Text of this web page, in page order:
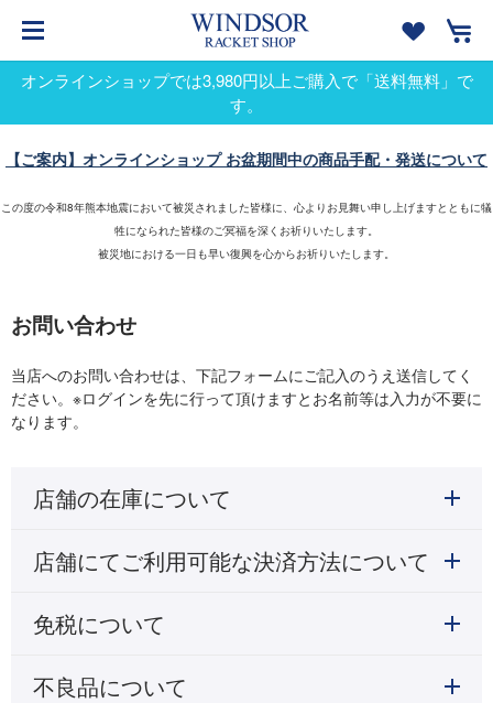
オンラインショップでは3,980円以上ご購入で「送料無料」で
す。
【ご案内】オンラインショップ お盆期間中の商品手配・発送について
この度の令和8年熊本地震において被災されました皆様に、心よりお見舞い申し上げますとともに犠
牲になられた皆様のご冥福を深くお祈りいたします。
被災地における一日も早い復興を心からお祈りいたします。
お問い合わせ
当店へのお問い合わせは、下記フォームにご記入のうえ送信してく
ださい。※ログインを先に行って頂けますとお名前等は入力が不要に
なります。
店舗の在庫について
店舗にてご利用可能な決済方法について
免税について
不良品について